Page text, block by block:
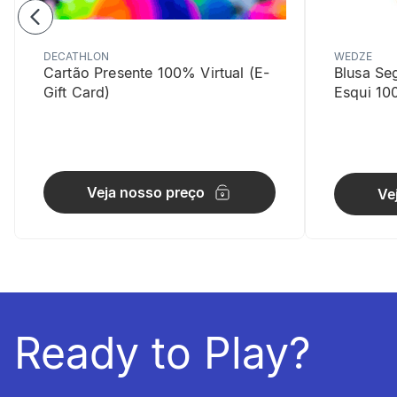
Proteção
Dupla
DECATHLON
Cartão Presente 100% Virtual (E-
Gift Card)
Veja nosso preço
WEDZE
Blusa
Esqui
Ready to Play?